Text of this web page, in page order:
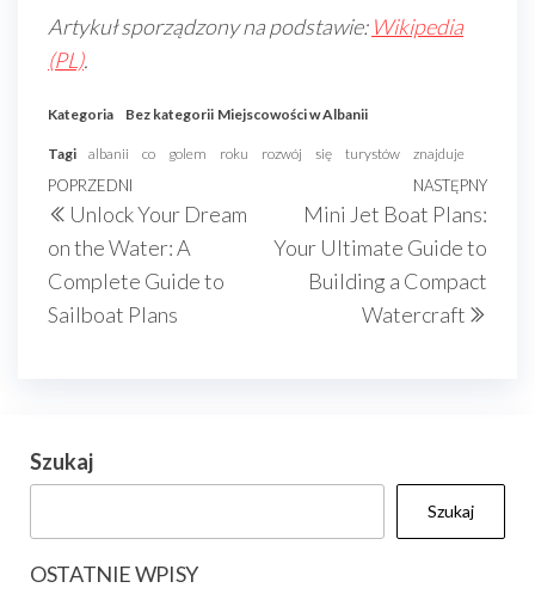
Artykuł sporządzony na podstawie: Wikipedia
(PL).
Kategoria Bez kategorii Miejscowości w Albanii
Tagi albanii co golem roku rozwój się turystów znajduje
Nawigacja
wpisu
Poprzedni
wpis
POPRZEDNI
Unlock Your Dream
on the Water: A
Complete Guide to
Sailboat Plans
NASTĘPNY
Mini Jet Boat Plans:
Your Ultimate Guide to
Building a Compact
Watercraft
Szukaj
Szukaj
OSTATNIE WPISY